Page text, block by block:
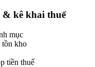
& kê khai thuế
mục
tồn kho
tiền thuế